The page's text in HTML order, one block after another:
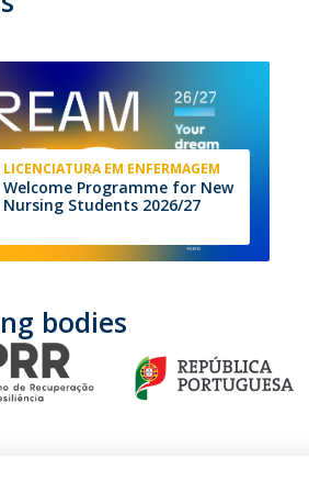
LICENCIATURA EM ENFERMAGEM
Welcome Programme for New
Nursing Students 2026/27
bodies